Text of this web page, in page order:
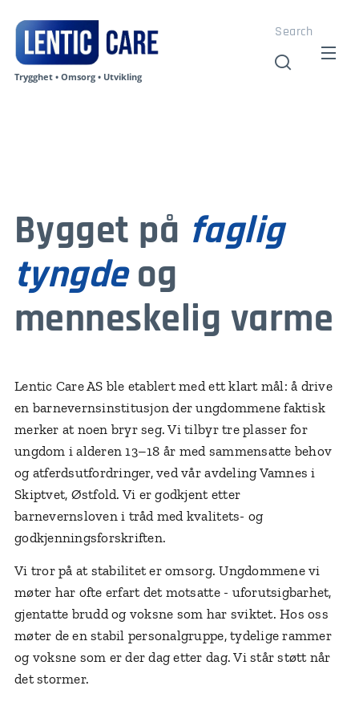
Trygghet • Omsorg • Utvikling
Search
Bygget på faglig
tyngdeog
menneskelig varme
Lentic Care AS ble etablert med ett klart mål: å drive
en barnevernsinstitusjon der ungdommene faktisk
merker at noen bryr seg. Vi tilbyr tre plasser for
ungdom i alderen 13–18 år med sammensatte behov
og atferdsutfordringer, ved vår avdeling Vamnes i
Skiptvet, Østfold. Vi er godkjent etter
barnevernsloven i tråd med kvalitets- og
godkjenningsforskriften.
Vi tror på at stabilitet er omsorg. Ungdommene vi
møter har ofte erfart det motsatte - uforutsigbarhet,
gjentatte brudd og voksne som har sviktet. Hos oss
møter de en stabil personalgruppe, tydelige rammer
og voksne som er der dag etter dag. Vi står støtt når
det stormer.